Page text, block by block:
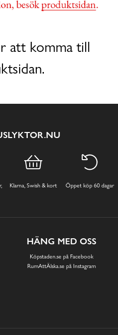
att komma till
Klarna, Swish & kort Öppet köp 60 dagar
HÄNG MED OSS
Köpstaden.se på Facebook
RumAttÄlska.se på Instagram